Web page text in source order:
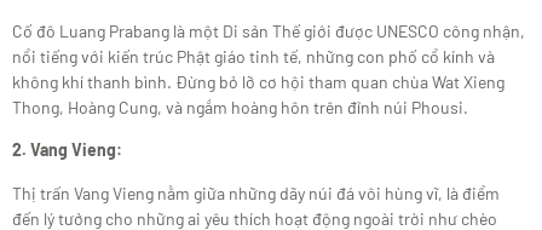
Cố đô Luang Prabang là một Di sản Thế giới được UNESCO công nhận,
nổi tiếng với kiến trúc Phật giáo tinh tế, những con phố cổ kính và
không khí thanh bình. Đừng bỏ lỡ cơ hội tham quan chùa Wat Xieng
Thong, Hoàng Cung, và ngắm hoàng hôn trên đỉnh núi Phousi.
2. Vang Vieng:
Thị trấn Vang Vieng nằm giữa những dãy núi đá vôi hùng vĩ, là điểm
đến lý tưởng cho những ai yêu thích hoạt động ngoài trời như chèo